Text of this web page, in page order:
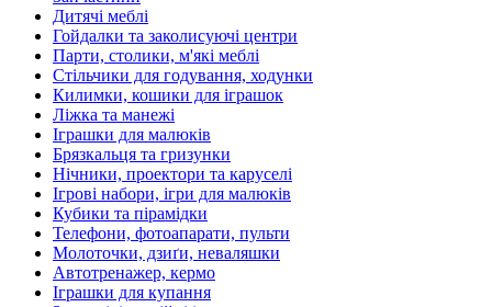
Дитячі меблі
Гойдалки та заколисуючі центри
Парти, столики, м'які меблі
Стільчики для годування, ходунки
Килимки, кошики для іграшок
Ліжка та манежі
Іграшки для малюків
Брязкальця та гризунки
Нічники, проектори та каруселі
Ігрові набори, ігри для малюків
Кубики та пірамідки
Телефони, фотоапарати, пульти
Молоточки, дзиґи, неваляшки
Автотренажер, кермо
Іграшки для купання